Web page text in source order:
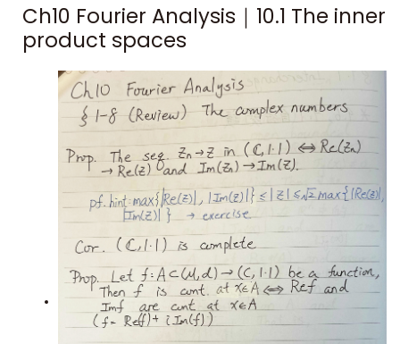
Ch10 Fourier Analysis｜10.1 The inner
product spaces